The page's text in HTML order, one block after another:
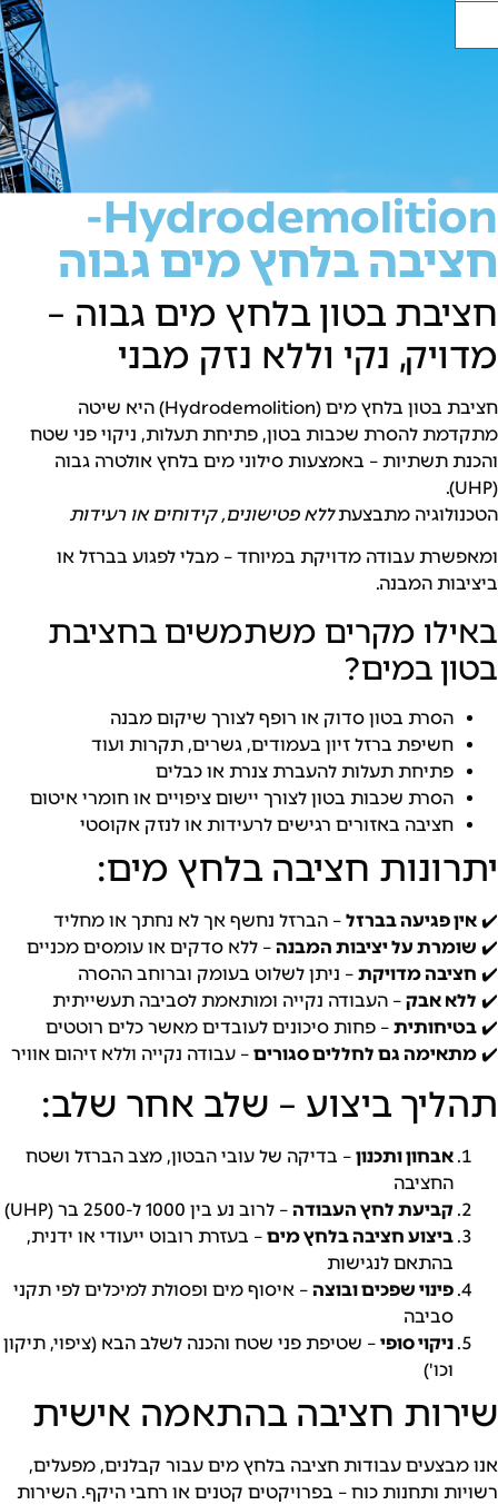
Hydrodemolition-
בלחץ מים גבוה
בטון בלחץ מים גבוה –
נקי וללא נזק מבני
חציבת בטון בלחץ מים (Hydrodemolition) היא שיטה
להסרת שכבות בטון, פתיחת תעלות, ניקוי פני שטח
תשתיות – באמצעות סילוני מים בלחץ אולטרה גבוה
מתבצעתללא פטישונים, קידוחים או רעידות
עבודה מדויקת במיוחד – מבלי לפגוע בברזל או
המבנה.
מקרים משתמשים בחציבת
במים?
הסרת בטון סדוק או רופף לצורך שיקום מבנה
חשיפת ברזל זיון בעמודים, גשרים, תקרות ועוד
פתיחת תעלות להעברת צנרת או כבלים
הסרת שכבות בטון לצורך יישום ציפויים או חומרי איטום
חציבה באזורים רגישים לרעידות או לנזק אקוסטי
חציבה בלחץ מים:
פגיעה בברזל– הברזל נחשף אך לא נחתך או מחליד
על יציבות המבנה– ללא סדקים או עומסים מכניים
מדויקת– ניתן לשלוט בעומק וברוחב ההסרה
אבק– העבודה נקייה ומותאמת לסביבה תעשייתית
– פחות סיכונים לעובדים מאשר כלים רוטטים
גם לחללים סגורים– עבודה נקייה וללא זיהום אוויר
ביצוע – שלב אחר שלב:
אבחון ותכנון– בדיקה של עובי הבטון, מצב הברזל ושטח
החציבה
קביעת לחץ העבודה– לרוב נע בין 1000 ל-2500 בר (UHP)
ביצוע חציבה בלחץ מים– בעזרת רובוט ייעודי או ידנית,
בהתאם לנגישות
פינוי שפכים ובוצה– איסוף מים ופסולת למיכלים לפי תקני
סביבה
ניקוי סופי– שטיפת פני שטח והכנה לשלב הבא (ציפוי, תיקון
חציבה בהתאמה אישית
עבודות חציבה בלחץ מים עבור קבלנים, מפעלים,
ותחנות כוח – בפרויקטים קטנים או רחבי היקף. השירות